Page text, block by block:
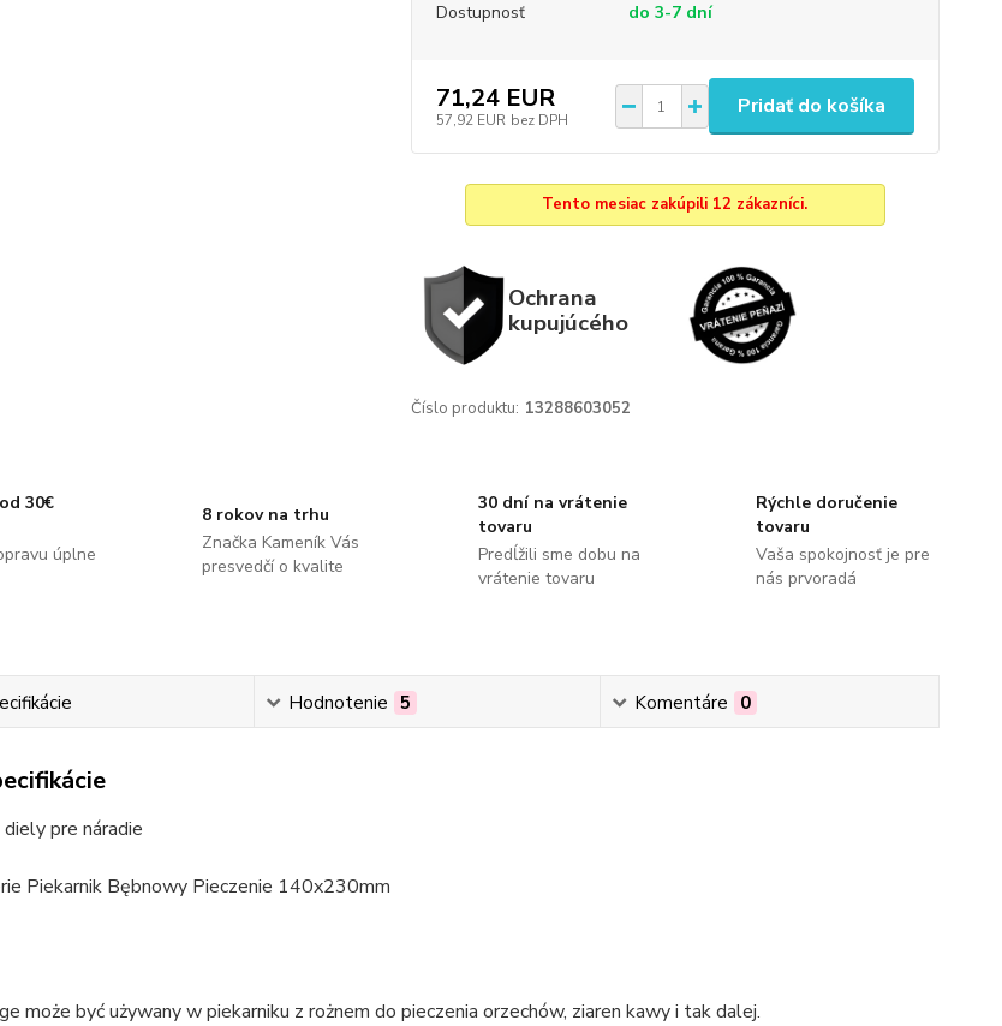
Dostupnosť do 3-7 dní
71,24 EUR
57,92 EUR bez DPH
Pridať do košíka
Tento mesiac zakúpili 12 zákazníci.
Ochrana
kupujúcého
Číslo produktu: 13288603052
30€
úplne
8 rokov na trhu
Značka Kameník Vás
presvedčí o kvalite
30 dní na vrátenie
tovaru
Predĺžili sme dobu na
vrátenie tovaru
Rýchle doručenie
tovaru
Vaša spokojnosť je pre
nás prvoradá
Hodnotenie 5 Komentáre 0
pre náradie
Piekarnik Bębnowy Pieczenie 140x230mm
może być używany w piekarniku z rożnem do pieczenia orzechów, ziaren kawy i tak dalej.